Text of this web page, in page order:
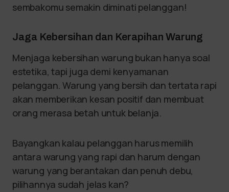
sembakomu semakin diminati pelanggan!
Jaga Kebersihan dan Kerapihan Warung
Menjaga kebersihan warung bukan hanya soal
estetika, tapi juga demi kenyamanan
pelanggan. Warung yang bersih dan tertata rapi
akan memberikan kesan positif dan membuat
orang merasa betah untuk belanja.
Bayangkan kalau pelanggan harus memilih
antara warung yang rapi dan harum dengan
warung yang berantakan dan penuh debu,
pilihannya sudah jelas kan?